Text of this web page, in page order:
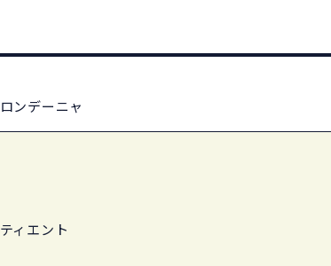
ロンデーニャ
ティエント